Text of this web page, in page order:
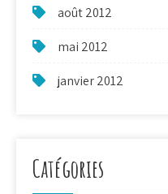
août 2012
mai 2012
janvier 2012
Catégories